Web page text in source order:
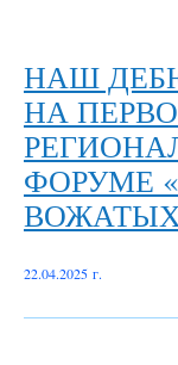
НАШ
НА
ФОРУМЕ
22.04.2025 г.